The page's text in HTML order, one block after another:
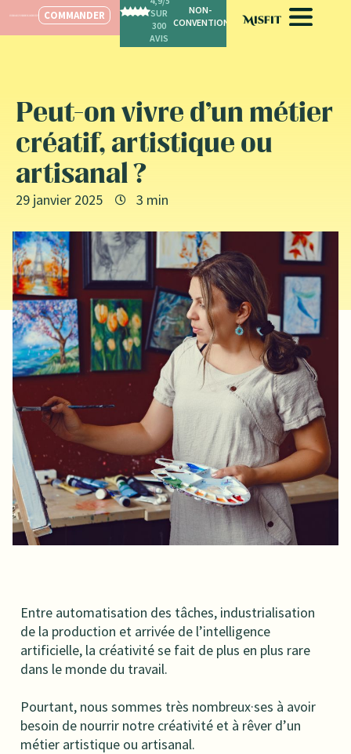
COMMANDER
SUR
300
AVIS
SPÉCIALISÉ POUR LES FEMMES
Peut-on vivre d’un métier
créatif, artistique ou
artisanal ?
29 janvier 2025
Entre automatisation des tâches, industrialisation
de la production et arrivée de l’intelligence
artificielle, la créativité se fait de plus en plus rare
dans le monde du travail.
Pourtant, nous sommes très nombreux·ses à avoir
besoin de nourrir notre créativité et à rêver d’un
métier artistique ou artisanal.